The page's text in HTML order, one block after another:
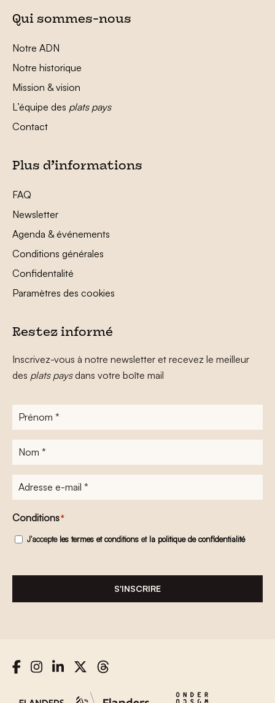
Qui sommes-nous
Notre ADN
Notre historique
Mission & vision
L’équipe des plats pays
Contact
Plus d’informations
FAQ
Newsletter
Agenda & événements
Conditions générales
Confidentalité
Paramètres des cookies
Restez informé
Inscrivez-vous à notre newsletter et recevez le meilleur
des plats paysdans votre boîte mail
Prénom
Nom
Adresse
e-
mail*
Conditions*
J'accepte les termes et conditions et la politique de confidentialité
S'INSCRIRE